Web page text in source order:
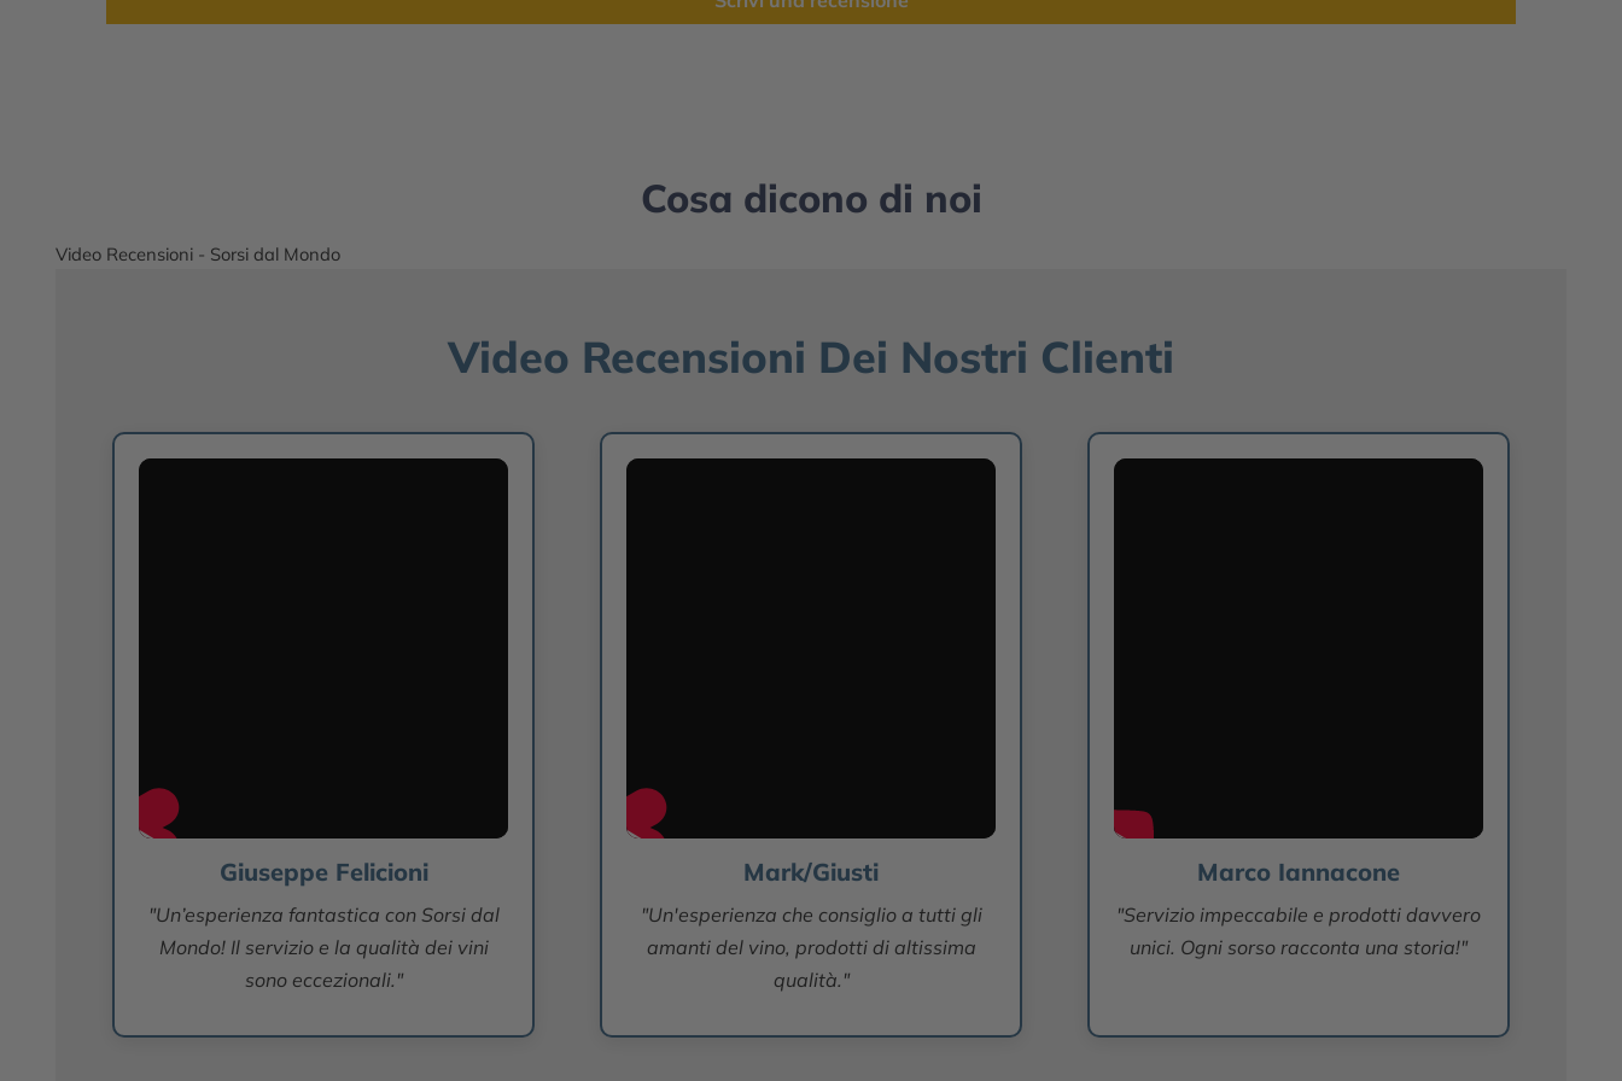
Cosa dicono di noi
Video Recensioni - Sorsi dal Mondo
Video Recensioni Dei Nostri Clienti
Giuseppe Felicioni
"Un’esperienza fantastica con Sorsi dal
Mondo! Il servizio e la qualità dei vini
sono eccezionali."
Mark/Giusti
"Un'esperienza che consiglio a tutti gli
amanti del vino, prodotti di altissima
qualità."
Marco Iannacone
"Servizio impeccabile e prodotti davvero
unici. Ogni sorso racconta una storia!"